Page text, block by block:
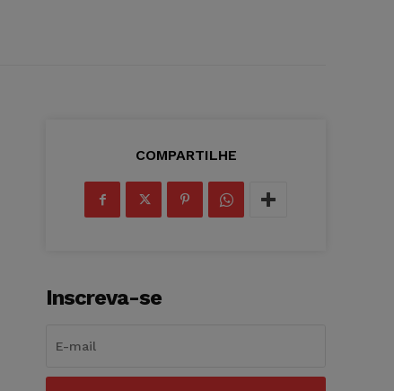
COMPARTILHE
Inscreva-se